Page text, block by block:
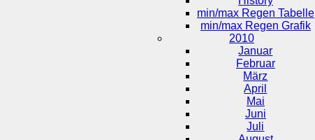
min/max Regen Tabelle
min/max Regen Grafik
2010
Januar
Februar
März
April
Mai
Juni
Juli